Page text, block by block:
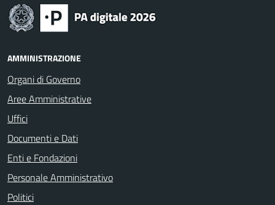
AMMINISTRAZIONE
Organi di Governo
Aree Amministrative
Uffici
Documenti e Dati
Enti e Fondazioni
Personale Amministrativo
Politici